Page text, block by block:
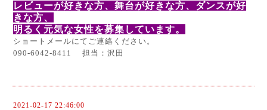
レビューが好きな方、舞台が好きな方、ダンスが好
きな方、
明るく元気な女性を募集しています。
ショートメールにてご連絡ください。
090-6042-8411 担当：沢田
2021-02-17 22:46:00